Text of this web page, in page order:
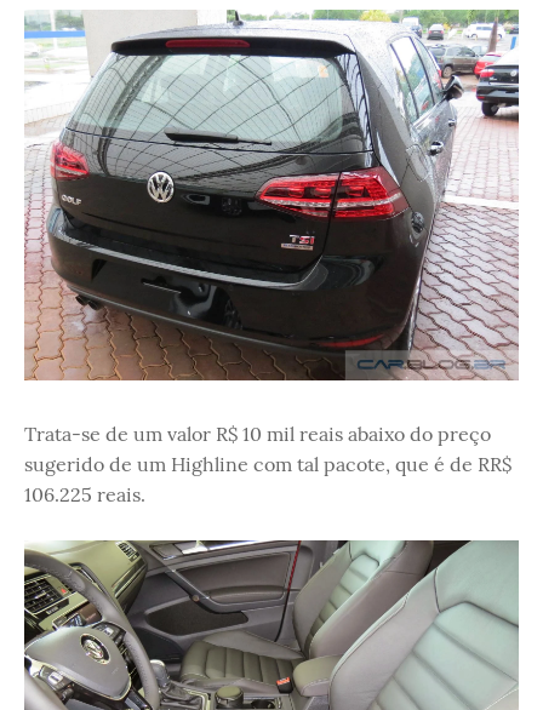
Trata-se de um valor R$ 10 mil reais abaixo do preço
sugerido de um Highline com tal pacote, que é de RR$
106.225 reais.